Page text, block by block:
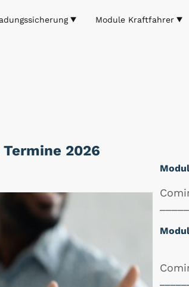
Module Kraftfahrer
2026